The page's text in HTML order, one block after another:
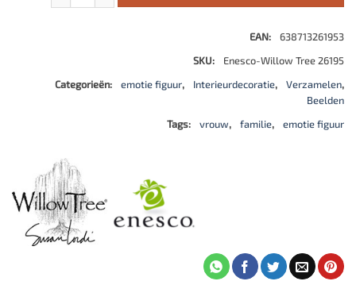
EAN:
638713261953
SKU:
Enesco-Willow Tree 26195
Categorieën:
emotie figuur, Interieurdecoratie, Verzamelen,
Beelden
Tags:
vrouw, familie, emotie figuur